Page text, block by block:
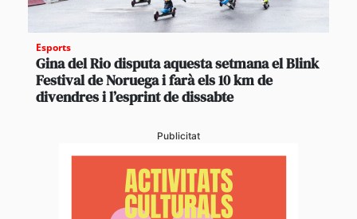
Esports
Gina del Rio disputa aquesta setmana el Blink
Festival de Noruega i farà els 10 km de
divendres i l’esprint de dissabte
Publicitat